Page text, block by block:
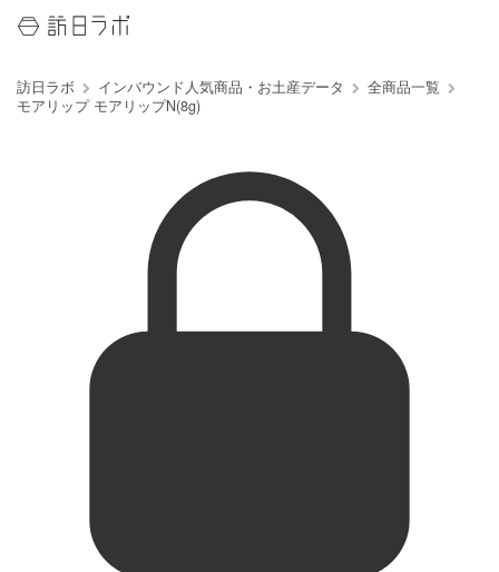
訪日ラボ インバウンド人気商品・お土産データ
全商品一覧
モアリップ モアリップN(8g)